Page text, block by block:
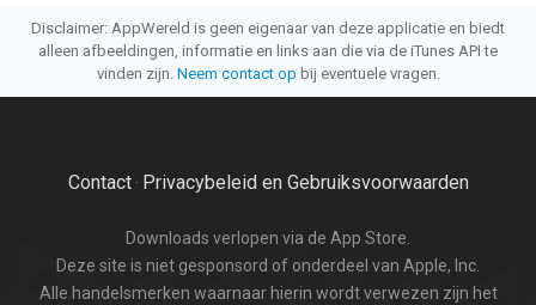
Disclaimer: AppWereld is geen eigenaar van deze applicatie en biedt
alleen afbeeldingen, informatie en links aan die via de iTunes API te
vinden zijn. Neem contact op bij eventuele vragen.
Contact· Privacybeleid en Gebruiksvoorwaarden
Downloads verlopen via de App Store.
Deze site is niet gesponsord of onderdeel van Apple, Inc.
Alle handelsmerken waarnaar hierin wordt verwezen zijn het